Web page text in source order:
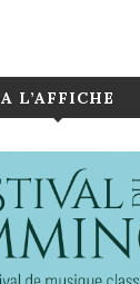
A L’AFFICHE